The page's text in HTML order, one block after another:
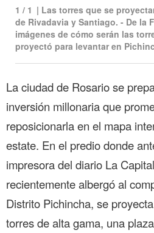
1 / 1 | Las torres que se
de Rivadavia y Santiago. - De la
imágenes de cómo serán las
proyectó para levantar en
La ciudad de Rosario se
inversión millonaria que
reposicionarla en el mapa
estate. En el predio donde
impresora del diario La
recientemente albergó al
Distrito Pichincha, se
torres de alta gama, una